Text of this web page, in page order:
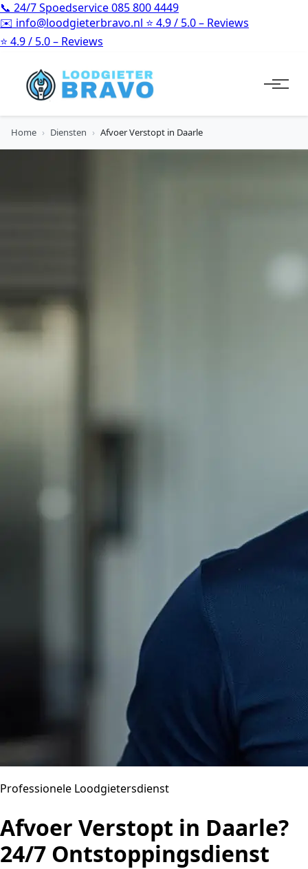
📞 24/7 Spoedservice085 800 4449
✉️ info@loodgieterbravo.nl ⭐ 4.9 / 5.0 – Reviews
⭐ 4.9 / 5.0 – Reviews
Home › Diensten › Afvoer Verstopt in Daarle
Professionele Loodgietersdienst
Afvoer Verstopt in Daarle?
24/7 Ontstoppingsdienst